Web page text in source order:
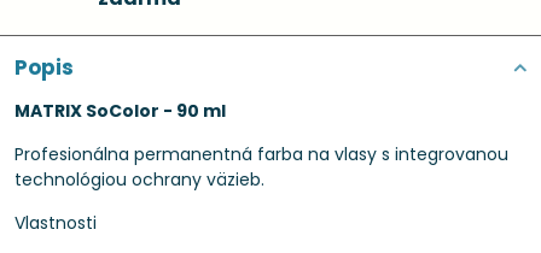
Popis
MATRIX SoColor - 90 ml
Profesionálna permanentná farba na vlasy s integrovanou
technológiou ochrany väzieb.
Vlastnosti